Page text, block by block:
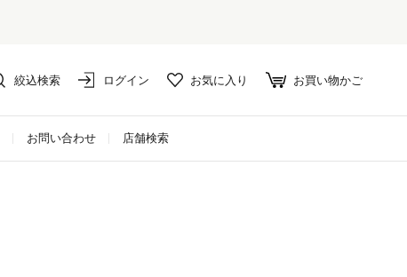
絞込検索 ログイン お気に入り お買い物かご
お問い合わせ 店舗検索